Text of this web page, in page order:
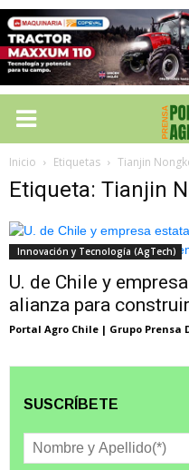
Inicio Etiquetas Tianjin
Etiqueta: Tianjin
Innovación y Tecnología (AgTech)
U. de Chile y
alianza para
Portal Agro Chile | Grupo Prensa
SUSCRÍBETE